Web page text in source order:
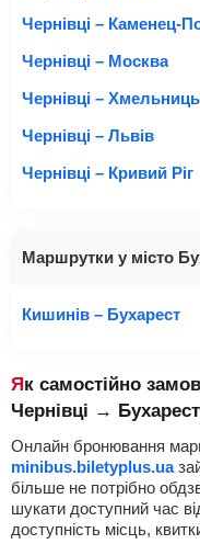
Чернівці – Каменец-
Чернівці – Москва
Чернівці –
Чернівці – Львів
Чернівці – Кривий Ріг
Маршрутки у місто
Кишинів – Бухарест
Як самостійно замовити квиток на маршрутку
Чернівці → Бухарест
Онлайн бронювання
minibus.biletyplus.ua
більше не потрібно
шукати доступний час
доступність місць,